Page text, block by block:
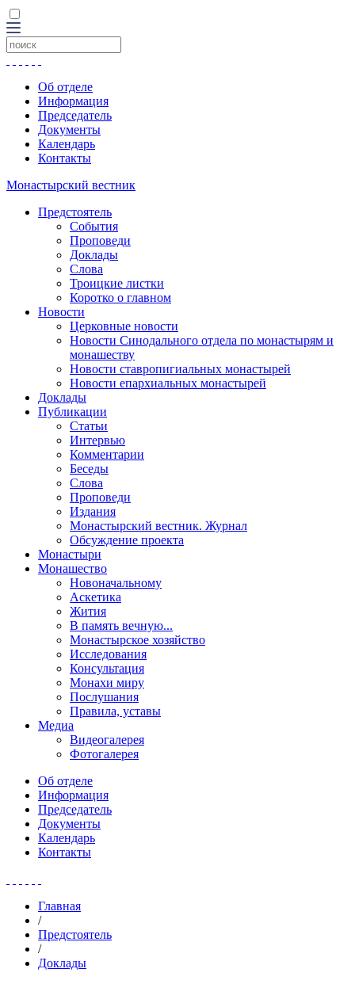
Об отделе
Информация
Председатель
Документы
Календарь
Контакты
Монастырский вестник
Предстоятель
События
Проповеди
Доклады
Слова
Троицкие листки
Коротко о главном
Новости
Церковные новости
Новости Синодального отдела по монастырям и
монашеству
Новости ставропигиальных монастырей
Новости епархиальных монастырей
Доклады
Публикации
Статьи
Интервью
Комментарии
Беседы
Слова
Проповеди
Издания
Монастырский вестник. Журнал
Обсуждение проекта
Монастыри
Монашество
Новоначальному
Аскетика
Жития
В память вечную...
Монастырское хозяйство
Исследования
Консультация
Монахи миру
Послушания
Правила, уставы
Медиа
Видеогалерея
Фотогалерея
Об отделе
Информация
Председатель
Документы
Календарь
Контакты
Главная
/
Предстоятель
/
Доклады